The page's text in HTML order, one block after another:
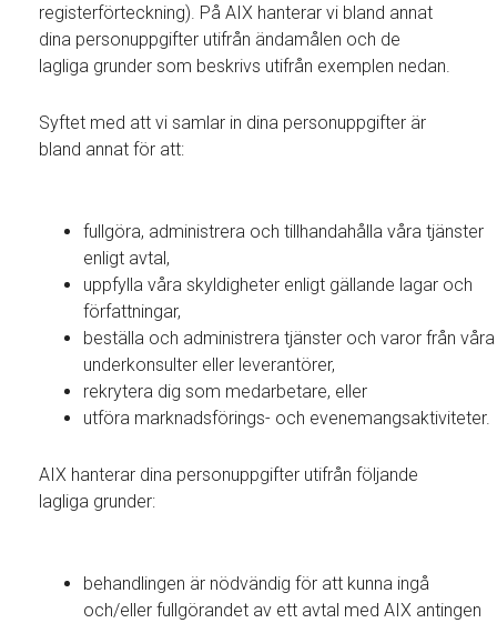
registerförteckning). På AIX hanterar vi bland annat
dina personuppgifter utifrån ändamålen och de
lagliga grunder som beskrivs utifrån exemplen nedan.
Syftet med att vi samlar in dina personuppgifter är
bland annat för att:
fullgöra, administrera och tillhandahålla våra tjänster
enligt avtal,
uppfylla våra skyldigheter enligt gällande lagar och
författningar,
beställa och administrera tjänster och varor från våra
underkonsulter eller leverantörer,
rekrytera dig som medarbetare, eller
utföra marknadsförings- och evenemangsaktiviteter.
AIX hanterar dina personuppgifter utifrån följande
lagliga grunder:
behandlingen är nödvändig för att kunna ingå
och/eller fullgörandet av ett avtal med AIX antingen